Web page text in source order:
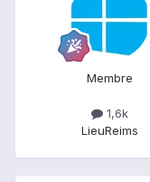
Membre
1,6k
LieuReims